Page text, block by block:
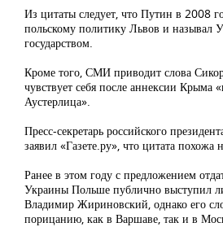
Из цитаты следует, что Путин в 2008
польскому политику Львов и называл
государством.
Кроме того, СМИ приводит слова
чувствует себя после аннексии Крыма
Аустерлица».
Пресс-секретарь российского
заявил «Газете.ру», что цитата похожа
Ранее в этом году с предложением
Украины Польше публично выступил
Владимир Жириновский, однако его
порицанию, как в Варшаве, так и в